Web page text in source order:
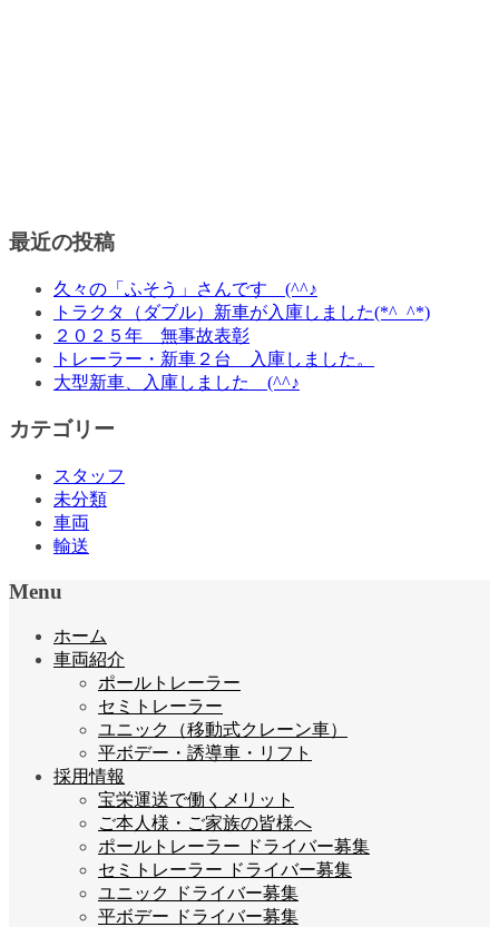
最近の投稿
久々の「ふそう」さんです (^^♪
トラクタ（ダブル）新車が入庫しました(*^_^*)
２０２５年 無事故表彰
トレーラー・新車２台 入庫しました。
大型新車、入庫しました (^^♪
カテゴリー
スタッフ
未分類
車両
輸送
Menu
ホーム
車両紹介
ポールトレーラー
セミトレーラー
ユニック（移動式クレーン車）
平ボデー・誘導車・リフト
採用情報
宝栄運送で働くメリット
ご本人様・ご家族の皆様へ
ポールトレーラー ドライバー募集
セミトレーラー ドライバー募集
ユニック ドライバー募集
平ボデー ドライバー募集